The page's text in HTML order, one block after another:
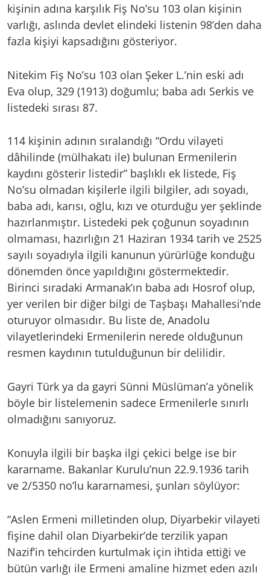
kişinin adına karşılık Fiş No’su 103 olan kişinin
varlığı, aslında devlet elindeki listenin 98’den daha
fazla kişiyi kapsadığını gösteriyor.
Nitekim Fiş No’su 103 olan Şeker L.’nin eski adı
Eva olup, 329 (1913) doğumlu; baba adı Serkis ve
listedeki sırası 87.
114 kişinin adının sıralandığı “Ordu vilayeti
dâhilinde (mülhakatı ile) bulunan Ermenilerin
kaydını gösterir listedir” başlıklı ek listede, Fiş
No’su olmadan kişilerle ilgili bilgiler, adı soyadı,
baba adı, karısı, oğlu, kızı ve oturduğu yer şeklinde
hazırlanmıştır. Listedeki pek çoğunun soyadının
olmaması, hazırlığın 21 Haziran 1934 tarih ve 2525
sayılı soyadıyla ilgili kanunun yürürlüğe konduğu
dönemden önce yapıldığını göstermektedir.
Birinci sıradaki Armanak’ın baba adı Hosrof olup,
yer verilen bir diğer bilgi de Taşbaşı Mahallesi’nde
oturuyor olmasıdır. Bu liste de, Anadolu
vilayetlerindeki Ermenilerin nerede olduğunun
resmen kaydının tutulduğunun bir delilidir.
Gayri Türk ya da gayri Sünni Müslüman’a yönelik
böyle bir listelemenin sadece Ermenilerle sınırlı
olmadığını sanıyoruz.
Konuyla ilgili bir başka ilgi çekici belge ise bir
kararname. Bakanlar Kurulu’nun 22.9.1936 tarih
ve 2/5350 no’lu kararnamesi, şunları söylüyor:
“Aslen Ermeni milletinden olup, Diyarbekir vilayeti
fişine dahil olan Diyarbekir’de terzilik yapan
Nazif’in tehcirden kurtulmak için ihtida ettiği ve
bütün varlığı ile Ermeni amaline hizmet eden azılı